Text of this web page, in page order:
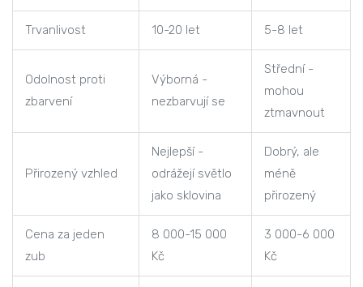
Trvanlivost 10-20 let 5-8 let
Odolnost proti
zbarvení
Výborná -
nezbarvují se
Střední -
mohou
ztmavnout
Přirozený vzhled
Nejlepší -
odrážejí světlo
jako sklovina
Dobrý, ale
méně
přirozený
Cena za jeden
zub
8 000-15 000
Kč
3 000-6 000
Kč